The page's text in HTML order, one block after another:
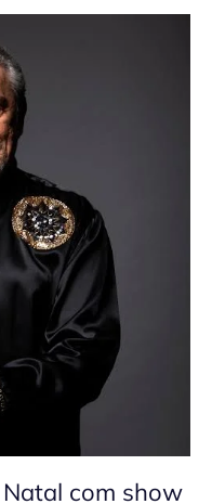
com show